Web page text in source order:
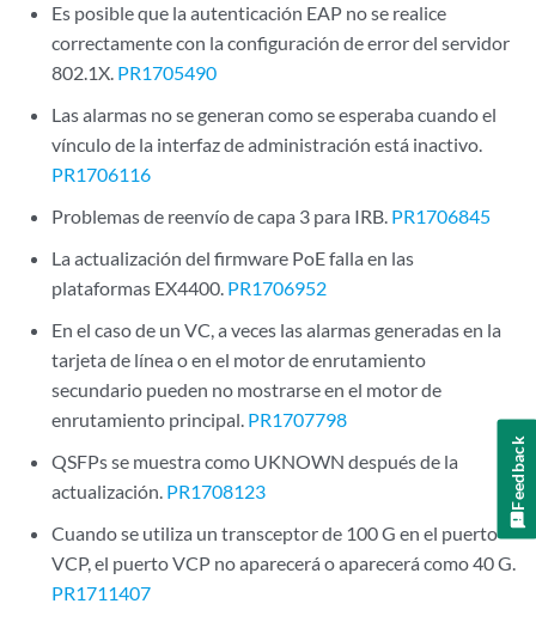
Es posible que la autenticación EAP no se realice
correctamente con la configuración de error del servidor
802.1X. PR1705490
Las alarmas no se generan como se esperaba cuando el
vínculo de la interfaz de administración está inactivo.
PR1706116
Problemas de reenvío de capa 3 para IRB. PR1706845
La actualización del firmware PoE falla en las
plataformas EX4400. PR1706952
En el caso de un VC, a veces las alarmas generadas en la
tarjeta de línea o en el motor de enrutamiento
secundario pueden no mostrarse en el motor de
enrutamiento principal. PR1707798
QSFPs se muestra como UKNOWN después de la
actualización. PR1708123
Cuando se utiliza un transceptor de 100 G en el puerto
VCP, el puerto VCP no aparecerá o aparecerá como 40 G.
PR1711407
Feedback